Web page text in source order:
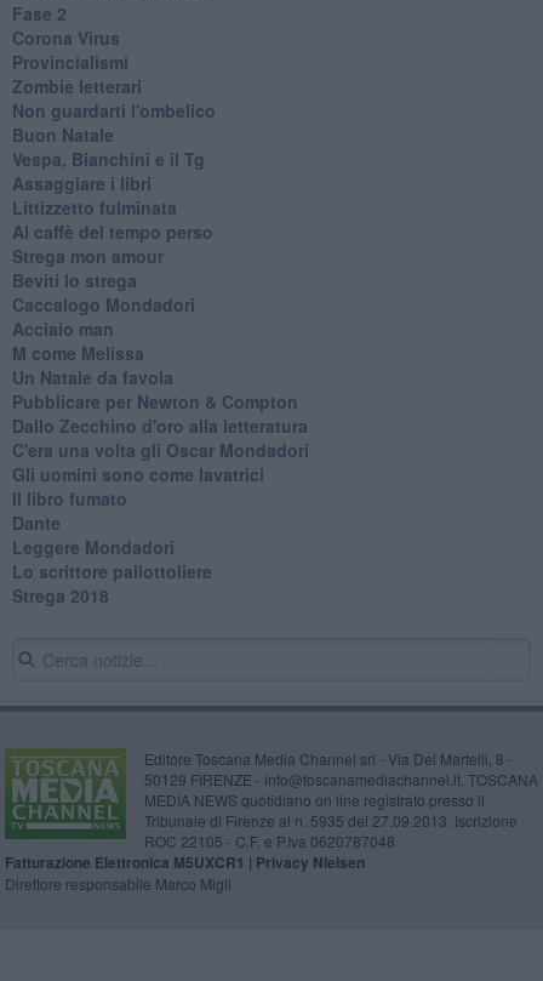
Fase 2
Corona Virus
Provincialismi
Zombie letterari
Non guardarti l'ombelico
Buon Natale
Vespa, Bianchini e il Tg
Assaggiare i libri
Littizzetto fulminata
Al caffè del tempo perso
Strega mon amour
Beviti lo strega
Caccalogo Mondadori
Acciaio man
M come Melissa
Un Natale da favola
Pubblicare per Newton & Compton
Dallo Zecchino d'oro alla letteratura
C'era una volta gli Oscar Mondadori
Gli uomini sono come lavatrici
Il libro fumato
Dante
Leggere Mondadori
Lo scrittore pallottoliere
Strega 2018
Editore Toscana Media Channel srl - Via Dei Martelli, 8 -
50129 FIRENZE - info@toscanamediachannel.it. TOSCANA
MEDIA NEWS quotidiano on line registrato presso il
Tribunale di Firenze al n. 5935 del 27.09.2013. Iscrizione
ROC 22105 - C.F. e P.Iva 0620787048
Fatturazione Elettronica M5UXCR1 | Privacy Nielsen
Direttore responsabile Marco Migli